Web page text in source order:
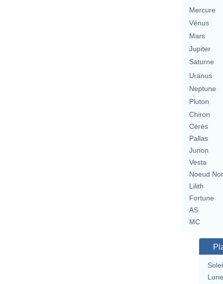
Mercure
Vénus
Mars
Jupiter
Saturne
Uranus
Neptune
Pluton
Chiron
Cérès
Pallas
Junon
Vesta
Noeud
Lilith
Fortune
AS
MC
Lune